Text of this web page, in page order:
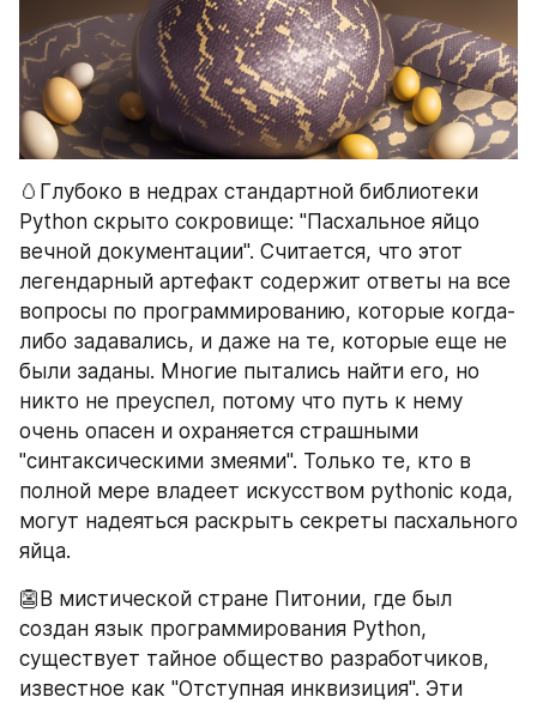
🥚Глубоко в недрах стандартной библиотеки
Python скрыто сокровище: "Пасхальное яйцо
вечной документации". Считается, что этот
легендарный артефакт содержит ответы на все
вопросы по программированию, которые когда-
либо задавались, и даже на те, которые еще не
были заданы. Многие пытались найти его, но
никто не преуспел, потому что путь к нему
очень опасен и охраняется страшными
"синтаксическими змеями". Только те, кто в
полной мере владеет искусством pythonic кода,
могут надеяться раскрыть секреты пасхального
яйца.
👺В мистической стране Питонии, где был
создан язык программирования Python,
существует тайное общество разработчиков,
известное как "Отступная инквизиция". Эти